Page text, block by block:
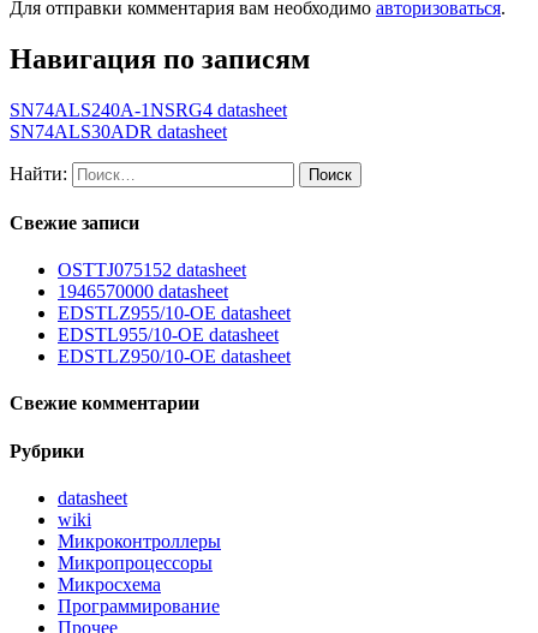
Для отправки комментария вам необходимо авторизоваться.
Навигация по записям
SN74ALS240A-1NSRG4 datasheet
SN74ALS30ADR datasheet
Найти:
Свежие записи
OSTTJ075152 datasheet
1946570000 datasheet
EDSTLZ955/10-OE datasheet
EDSTL955/10-OE datasheet
EDSTLZ950/10-OE datasheet
Свежие комментарии
Рубрики
datasheet
wiki
Микроконтроллеры
Микропроцессоры
Микросхема
Программирование
Прочее